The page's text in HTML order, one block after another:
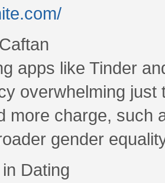
apps like Tinder
overwhelming
more charge, such
gender
Dating